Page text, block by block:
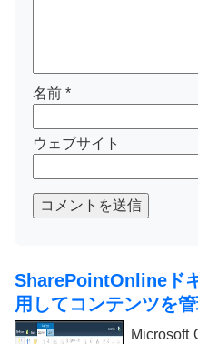
名前 *
ウェブサイト
コメントを送信
SharePointOnlineド
用してコンテンツを
Microsoft